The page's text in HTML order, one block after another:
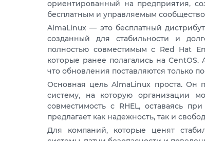
ориентированный на предприятия,
бесплатным и управляемым
AlmaLinux — это бесплатный
созданный для стабильности и
полностью совместимым с Red Hat
которые ранее полагались на CentOS.
что обновления поставляются только
Основная цель AlmaLinux проста. Он
систему, на которую организации
совместимость с RHEL, оставаясь
предлагает как надежность, так и
Для компаний, которые ценят